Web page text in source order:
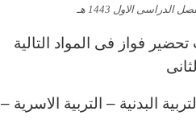
الاول 1443 هـ
فواز فى المواد التالية
البدنية – التربية الاسرية –